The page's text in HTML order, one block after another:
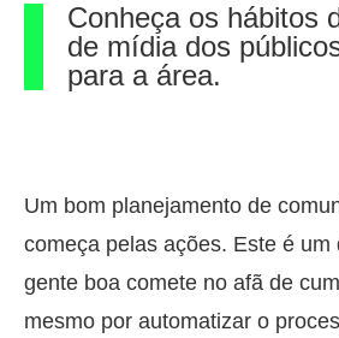
Conheça os hábitos
de mídia dos
para a área.
Um bom planejamento de
começa pelas ações. Este é um
gente boa comete no afã de
mesmo por automatizar o